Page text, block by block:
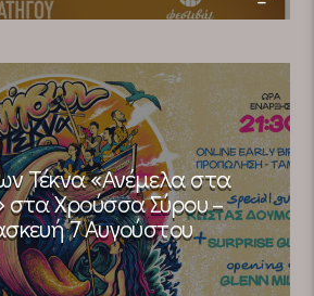
Τέκνα «Ανέμελα στα
στα Χρούσσα Σύρου –
7 Αυγούστου